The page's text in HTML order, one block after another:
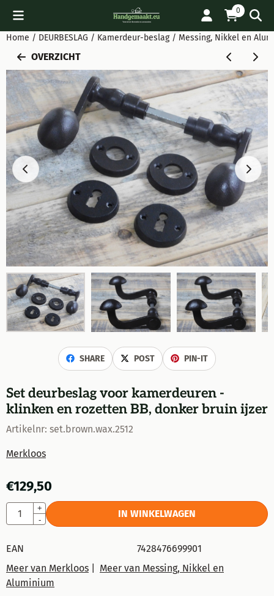
Cookievoorkeuren zijn beschikbaar. Kies instellingen of sta
0
Home / DEURBESLAG / Kamerdeur-beslag / Messing, Nikkel en
OVERZICHT
SHARE POST PIN-IT
Set deurbeslag voor kamerdeuren -
klinken en rozetten BB, donker bruin ijzer
Artikelnr: set.brown.wax.2512
Merkloos
€129,50
Aantal
+
-
IN WINKELWAGEN
EAN
7428476699901
Meer van Merkloos
Meer van Messing, Nikkel en
Aluminium